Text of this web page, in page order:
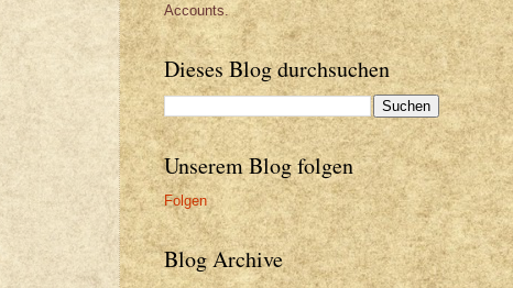
Accounts.
Dieses Blog durchsuchen
Unserem Blog folgen
Folgen
Blog Archive